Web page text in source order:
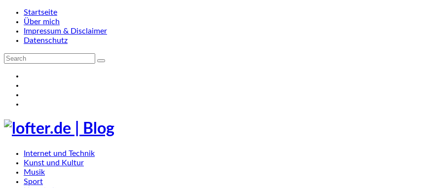
Startseite
Über mich
Impressum & Disclaimer
Datenschutz
Internet und Technik
Kunst und Kultur
Musik
Sport